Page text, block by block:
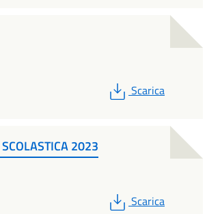
PDF
Scarica
2023
PDF
Scarica